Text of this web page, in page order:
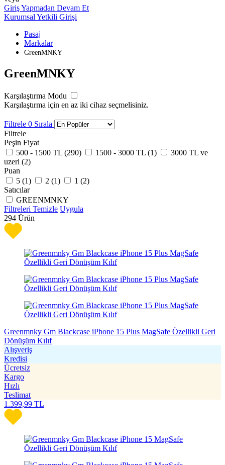
Giriş Yapmadan Devam Et
Kurumsal Yetkili Girişi
Pasaj
Markalar
GreenMNKY
GreenMNKY
Karşılaştırma Modu
Karşılaştırma için en az iki cihaz seçmelisiniz.
Filtrele 0 Sırala
Filtrele
Peşin Fiyat
500 - 1500 TL (290) 1500 - 3000 TL (1)
3000 TL ve
uzeri (2)
Puan
5 (1) 2 (1) 1 (2)
Satıcılar
GREENMNKY
Filtreleri Temizle Uygula
294 Ürün
Greenmnky Gm Blackcase iPhone 15 Plus MagSafe Özellikli Geri
Dönüşüm Kılıf
Alışveriş
Kredisi
Ücretsiz
Kargo
Hızlı
Teslimat
1.399,99 TL